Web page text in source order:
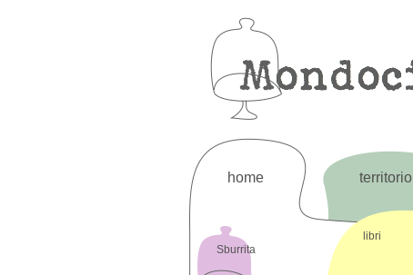
home territorio
Sburrita
libri